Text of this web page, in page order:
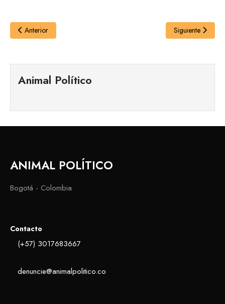
Anterior Siguiente
Animal Político
ANIMAL POLÍTICO
Bogotá - Colombia
Contacto
(+57) 3017683667
denuncie@animalpolitico.co